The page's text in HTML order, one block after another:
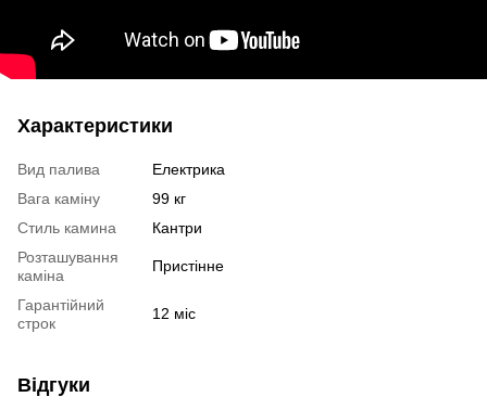
Характеристики
Вид палива
Електрика
Вага каміну
99 кг
Стиль камина
Кантри
Розташування
каміна
Пристінне
Гарантійний
строк
12 міс
Відгуки